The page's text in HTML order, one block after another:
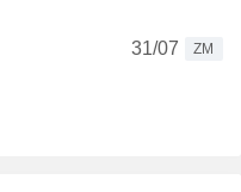
31/07
ZM